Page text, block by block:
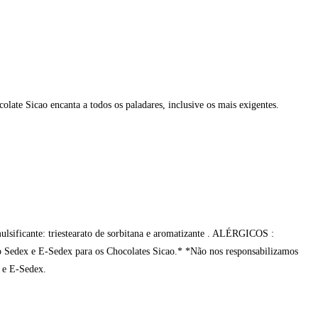
Sicao encanta a todos os paladares, inclusive os mais exigentes.
triestearato de sorbitana e aromatizante . ALÉRGICOS :
e E-Sedex para os Chocolates Sicao.* *Não nos responsabilizamos
E-Sedex.